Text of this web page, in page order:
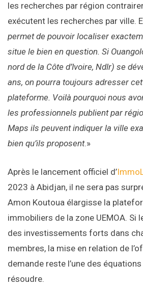
les recherches par région
exécutent les recherches par ville.
permet de pouvoir localiser
situe le bien en question. Si
nord de la Côte d’Ivoire, Ndlr) se
ans, on pourra toujours adresser
plateforme. Voilà pourquoi nous
les professionnels publient par
Maps ils peuvent indiquer la ville
bien qu’ils proposent.»
Après le lancement officiel d’
2023 à Abidjan, il ne sera pas
Amon Koutoua élargisse la
immobiliers de la zone UEMOA. Si
des investissements forts dans
membres, la mise en relation de
demande reste l’une des
résoudre.